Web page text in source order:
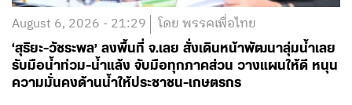
August 6, 2026 - 21:29 โดย พรรคเพื่อไทย
‘สุริยะ-วัชระพล’ ลงพื้นที่ จ.เลย สั่งเดินหน้าพัฒนาลุ่มน้ำเลย
รับมือน้ำท่วม-น้ำแล้ง จับมือทุกภาคส่วน วางแผนให้ดี หนุน
ความมั่นคงด้านน้ำให้ประชาชน-เกษตรกร